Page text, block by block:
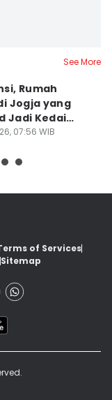
See More
Rumah
Jogja yang
Jadi Kedai
Burger
07:56 WIB
of Services
Sitemap